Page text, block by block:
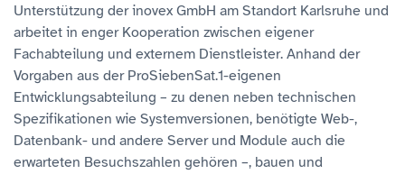
Unterstützung der inovex GmbH am Standort Karlsruhe und
arbeitet in enger Kooperation zwischen eigener
Fachabteilung und externem Dienstleister. Anhand der
Vorgaben aus der ProSiebenSat.1-eigenen
Entwicklungsabteilung – zu denen neben technischen
Spezifikationen wie Systemversionen, benötigte Web-,
Datenbank- und andere Server und Module auch die
erwarteten Besuchszahlen gehören –, bauen und